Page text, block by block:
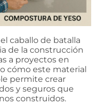
caballo de batalla
de la construcción
a proyectos en
cómo este material
permite crear
y seguros que
construidos.